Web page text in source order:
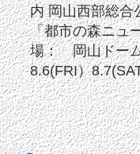
内 岡山西部総合
「都市の森ニュ
場： 岡山ドー
8.6(FRI）